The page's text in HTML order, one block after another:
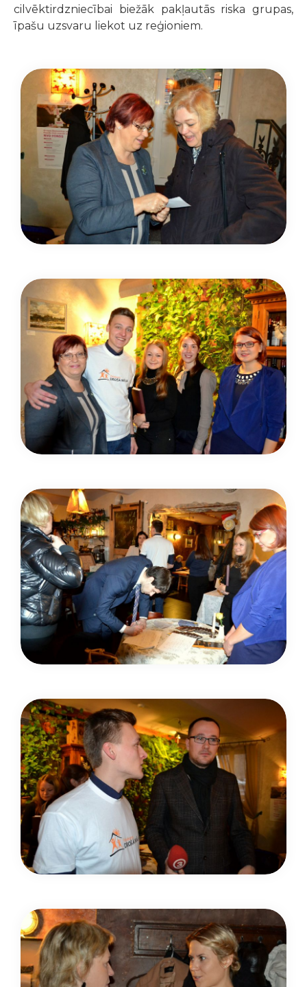
cilvēktirdzniecībai biežāk pakļautās riska grupas,
īpašu uzsvaru liekot uz reģioniem.